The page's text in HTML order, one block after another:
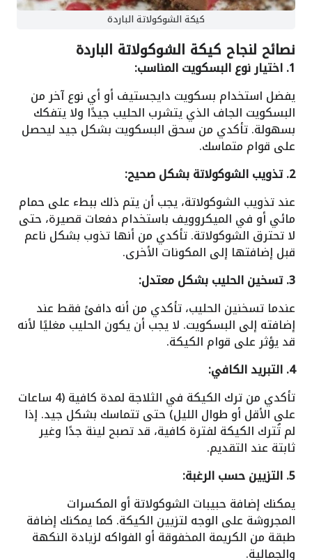
كيكة الشوكولاتة الباردة
نصائح لنجاح كيكة الشوكولاتة الباردة
1. اختيار نوع البسكويت المناسب:
يفضل استخدام بسكويت دايجستيف أو أي نوع آخر من
البسكويت الجاف الذي يتشرب الحليب جيدًا ولا يتفكك
بسهولة. تأكدي من سحق البسكويت بشكل جيد ليحصل
على قوام متماسك.
2. تذويب الشوكولاتة بشكل صحيح:
عند تذويب الشوكولاتة، يجب أن يتم ذلك ببطء على حمام
مائي أو في الميكروويف باستخدام دفعات قصيرة، حتى
لا تحترق الشوكولاتة. تأكدي من أنها تذوب بشكل ناعم
قبل إضافتها إلى المكونات الأخرى.
3. تسخين الحليب بشكل معتدل:
عندما تسخنين الحليب، تأكدي من أنه دافئ فقط عند
إضافته إلى البسكويت. لا يجب أن يكون الحليب مغليًا لأنه
قد يؤثر على قوام الكيكة.
4. التبريد الكافي:
تأكدي من ترك الكيكة في الثلاجة لمدة كافية (4 ساعات
على الأقل أو طوال الليل) حتى تتماسك بشكل جيد. إذا
لم تُترك الكيكة لفترة كافية، قد تصبح لينة جدًا وغير
ثابتة عند التقديم.
5. التزيين حسب الرغبة:
يمكنك إضافة حبيبات الشوكولاتة أو المكسرات
المجروشة على الوجه لتزيين الكيكة. كما يمكنك إضافة
طبقة من الكريمة المخفوقة أو الفواكه لزيادة النكهة
والجمالية.